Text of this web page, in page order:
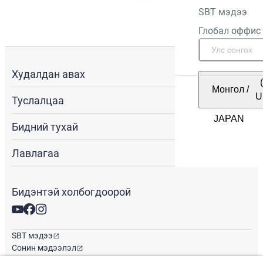
SBT мэдээ
Глобал оффис
Монгол /
Худалдан авах
Туслалцаа
Бидний тухай
Лавлагаа
Бидэнтэй холбогдоорой
SBT мэдээ
Сонин мэдээлэл